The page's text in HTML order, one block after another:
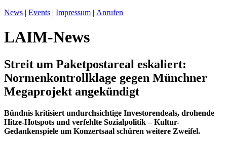
News | Events | Impressum | Anrufen
LAIM-News
Streit um Paketpostareal eskaliert:
Normenkontrollklage gegen Münchner
Megaprojekt angekündigt
Bündnis kritisiert undurchsichtige Investorendeals, drohende
Hitze-Hotspots und verfehlte Sozialpolitik – Kultur-
Gedankenspiele um Konzertsaal schüren weitere Zweifel.